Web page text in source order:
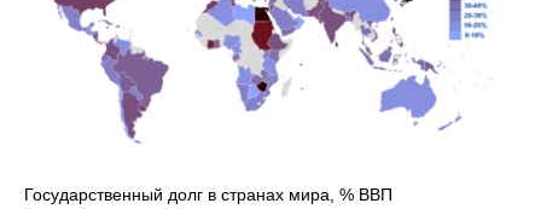
Государственный долг в странах мира, % ВВП